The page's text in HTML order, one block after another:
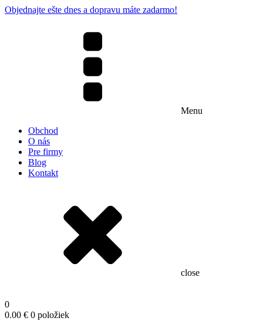
Objednajte ešte dnes a dopravu máte zadarmo!
Menu
Obchod
O nás
Pre firmy
Blog
Kontakt
close
0
0.00 € 0 položiek